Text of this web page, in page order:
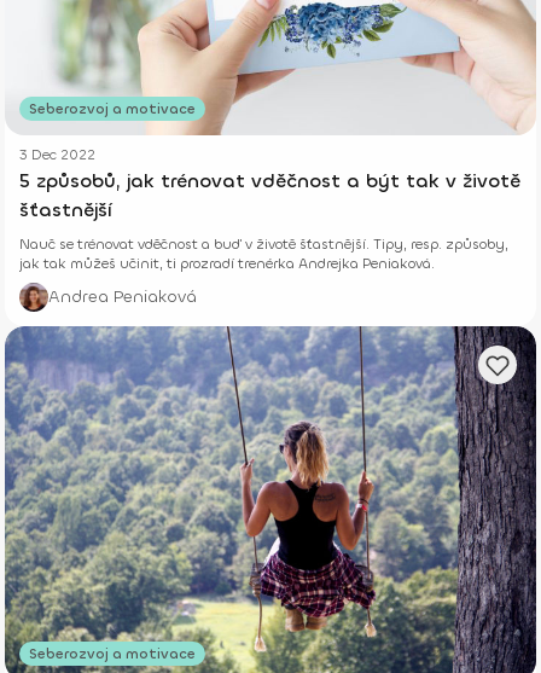
Seberozvoj a motivace
3 Dec 2022
5 způsobů, jak trénovat vděčnost a být tak v životě
šťastnější
Nauč se trénovat vděčnost a buď v životě šťastnější. Tipy, resp. způsoby,
jak tak můžeš učinit, ti prozradí trenérka Andrejka Peniaková.
Andrea Peniaková
Seberozvoj a motivace